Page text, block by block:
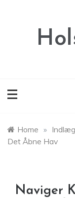
Home » Indlæg
Det Åbne Hav
Naviger